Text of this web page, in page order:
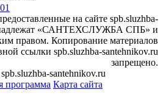
на сайте spb.sluzhba-
«САНТЕХСЛУЖБА СПБ» и
правом. Копирование материалов
ссылки spb.sluzhba-santehnikov.ru
запрещено.
santehnikov.ru
программа Карта сайта